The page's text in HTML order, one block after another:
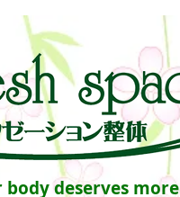
body deserves more